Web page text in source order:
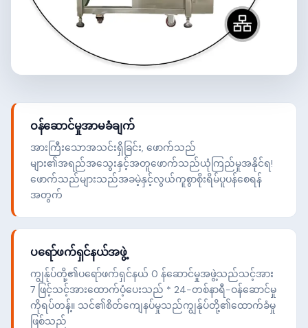
ဝန်ဆောင်မှုအာမခံချက်
အားကြီးသောအသင်းရှိခြင်း, ဖောက်သည်
များ၏အရည်အသွေးနှင့်အတူဖောက်သည်ယုံကြည်မှုအနိုင်ရ!
ဖောက်သည်များသည်အခမဲ့နှင့်လွယ်ကူစွာစိုးရိမ်ပူပန်စေရန်
အတွက်
ပရော်ဖက်ရှင်နယ်အဖွဲ့
ကျွန်ုပ်တို့၏ပရော်ဖက်ရှင်နယ် 0 န်ဆောင်မှုအဖွဲ့သည်သင့်အား
7 ဖြင့်သင့်အားထောက်ပံ့ပေးသည် * 24-တစ်နာရီ-ဝန်ဆောင်မှု
ကိုရပ်တန့်။ သင်၏စိတ်ကျေနပ်မှုသည်ကျွန်ုပ်တို့၏ထောက်ခံမှု
ဖြစ်သည်